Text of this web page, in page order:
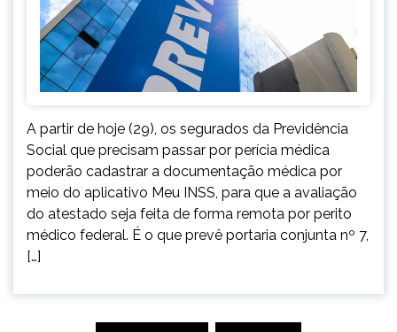
A partir de hoje (29), os segurados da Previdência
Social que precisam passar por perícia médica
poderão cadastrar a documentação médica por
meio do aplicativo Meu INSS, para que a avaliação
do atestado seja feita de forma remota por perito
médico federal. É o que prevê portaria conjunta nº 7,
[…]